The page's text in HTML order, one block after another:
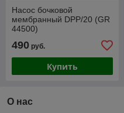
Насос бочковой
мембранный DPP/20 (GR
44500)
490 руб.
Купить
О нас